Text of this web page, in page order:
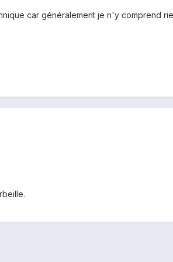
car généralement je n'y comprend